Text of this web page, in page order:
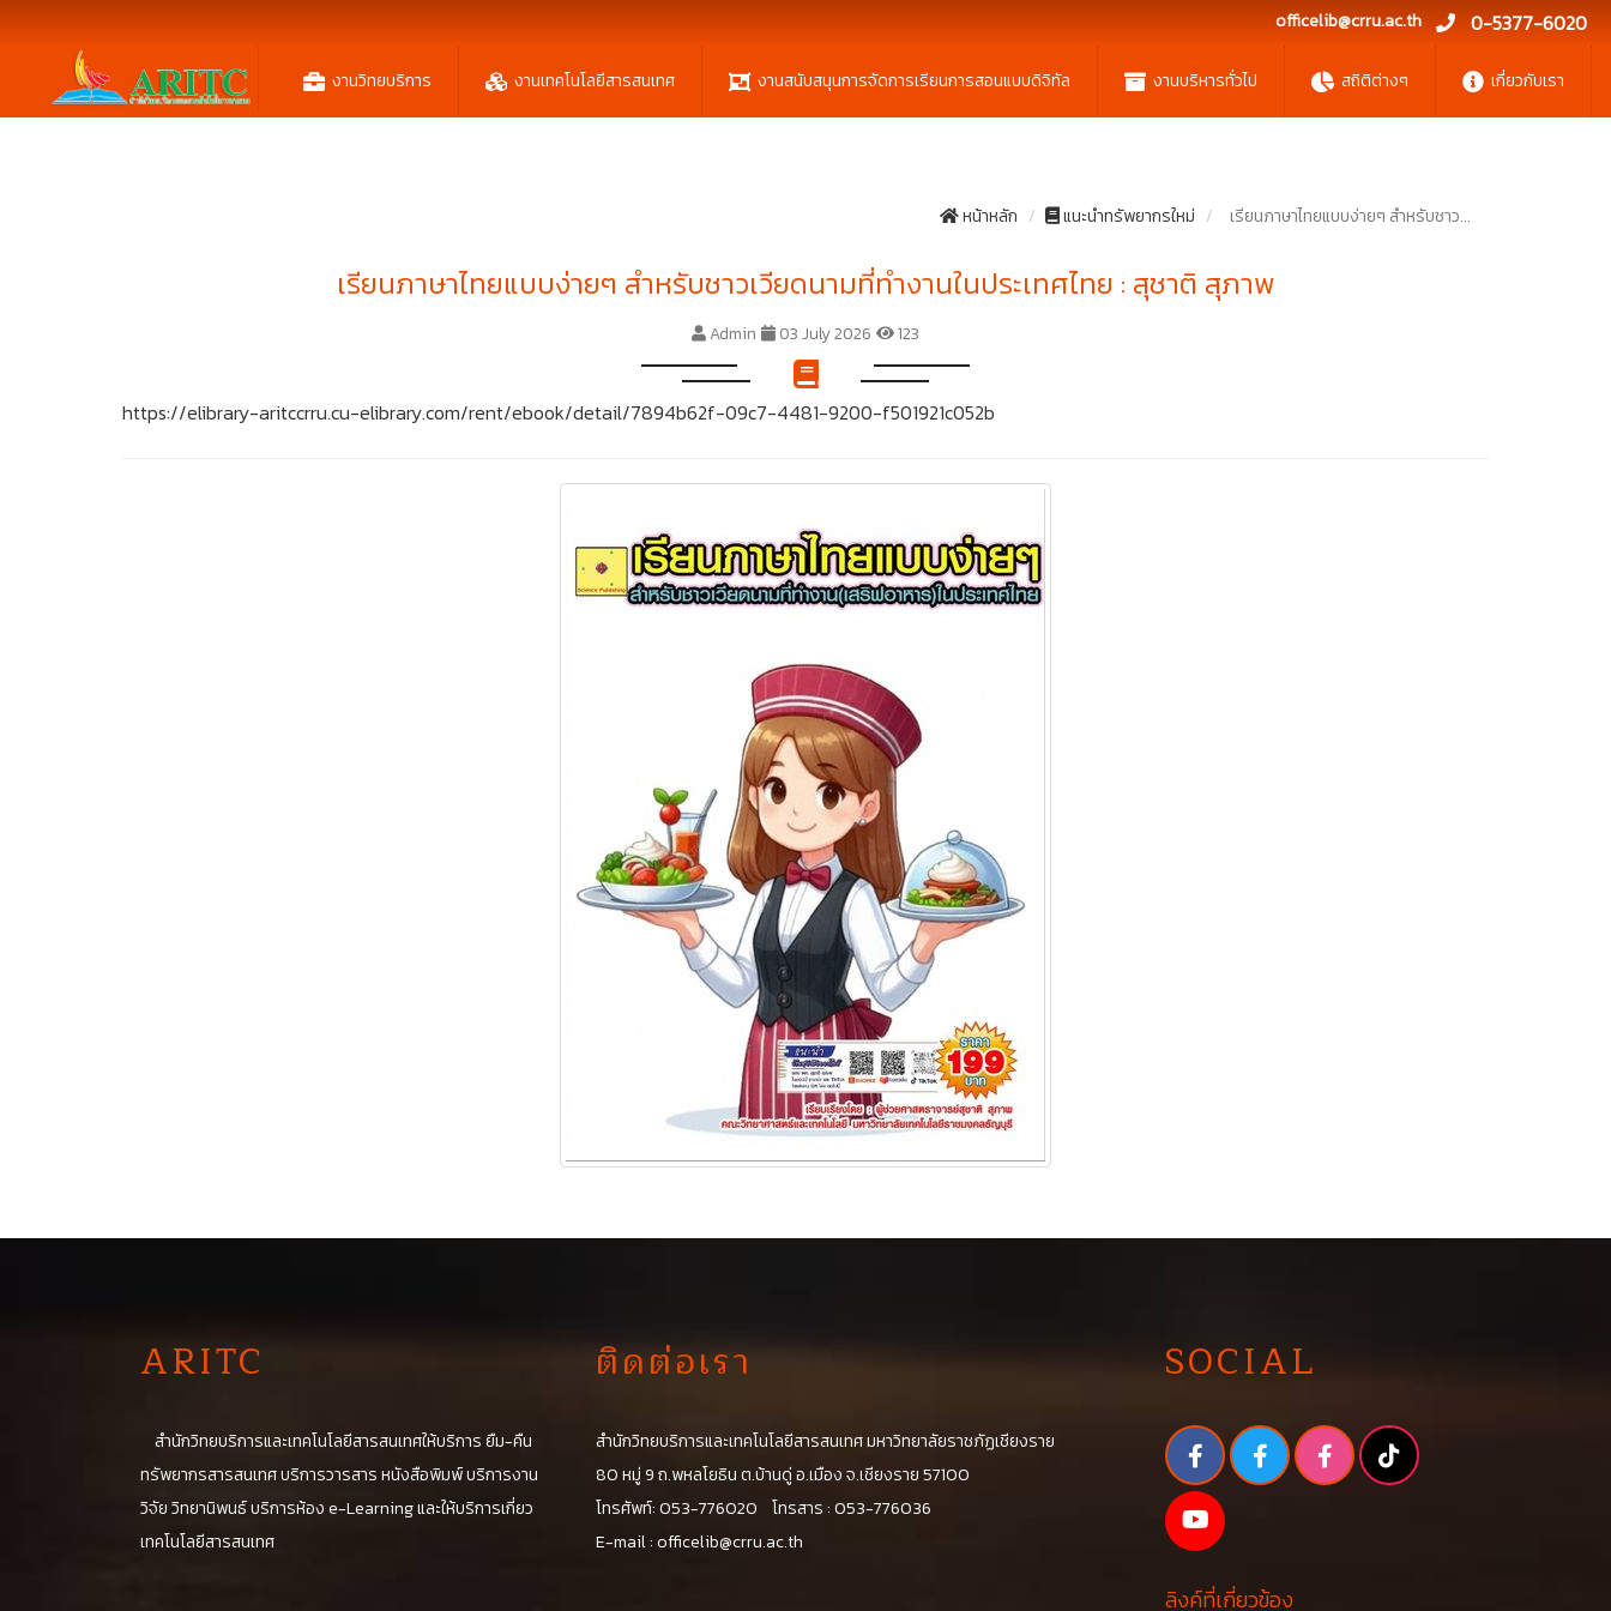
officelib@crru.ac.th 0-5377-6020
งานวิทยบริการ งานเทคโนโลยีสารสนเทศ งานสนับสนุนการจัดการเรียนการสอนแบบดิจิทัล งานบริหารทั่วไป สถิติต่างๆ เกี่ยวกับเรา
หน้าหลัก แนะนำทรัพยากรใหม่ เรียนภาษาไทยแบบง่ายๆ สำหรับชาว...
เรียนภาษาไทยแบบง่ายๆ สำหรับชาวเวียดนามที่ทำงานในประเทศไทย : สุชาติ สุภาพ
Admin 03 July 2026 123
https://elibrary-aritccrru.cu-elibrary.com/rent/ebook/detail/7894b62f-09c7-4481-9200-f501921c052b
ARITC
สำนักวิทยบริการและเทคโนโลยีสารสนเทศให้บริการ ยืม-คืน
ทรัพยากรสารสนเทศ บริการวารสาร หนังสือพิมพ์ บริการงาน
วิจัย วิทยานิพนธ์ บริการห้อง e-Learning และให้บริการเกี่ยว
เทคโนโลยีสารสนเทศ
ติดต่อเรา
สำนักวิทยบริการและเทคโนโลยีสารสนเทศ มหาวิทยาลัยราชภัฏเชียงราย
80 หมู่ 9 ถ.พหลโยธิน ต.บ้านดู่ อ.เมือง จ.เชียงราย 57100
โทรศัพท์: 053-776020 โทรสาร : 053-776036
E-mail :officelib@crru.ac.th
SOCIAL
ลิงค์ที่เกี่ยวข้อง